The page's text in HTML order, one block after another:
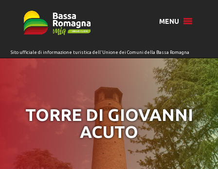
MENU
TORRE DI GIOVANNI
ACUTO